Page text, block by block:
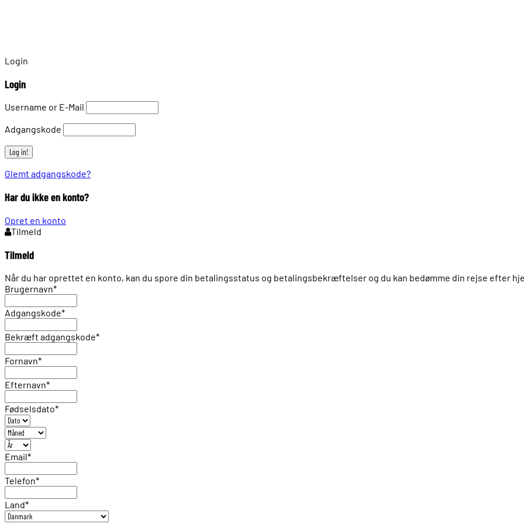
Login
Login
Username or E-Mail
Adgangskode
Glemt adgangskode?
Har du ikke en konto?
Opret en konto
Tilmeld
Tilmeld
Når du har oprettet en konto, kan du spore din betalingsstatus og betalingsbekræftelser og du kan bedømme din rejse efter
Brugernavn*
Adgangskode*
Bekræft adgangskode*
Fornavn*
Efternavn*
Fødselsdato*
Email*
Telefon*
Land*